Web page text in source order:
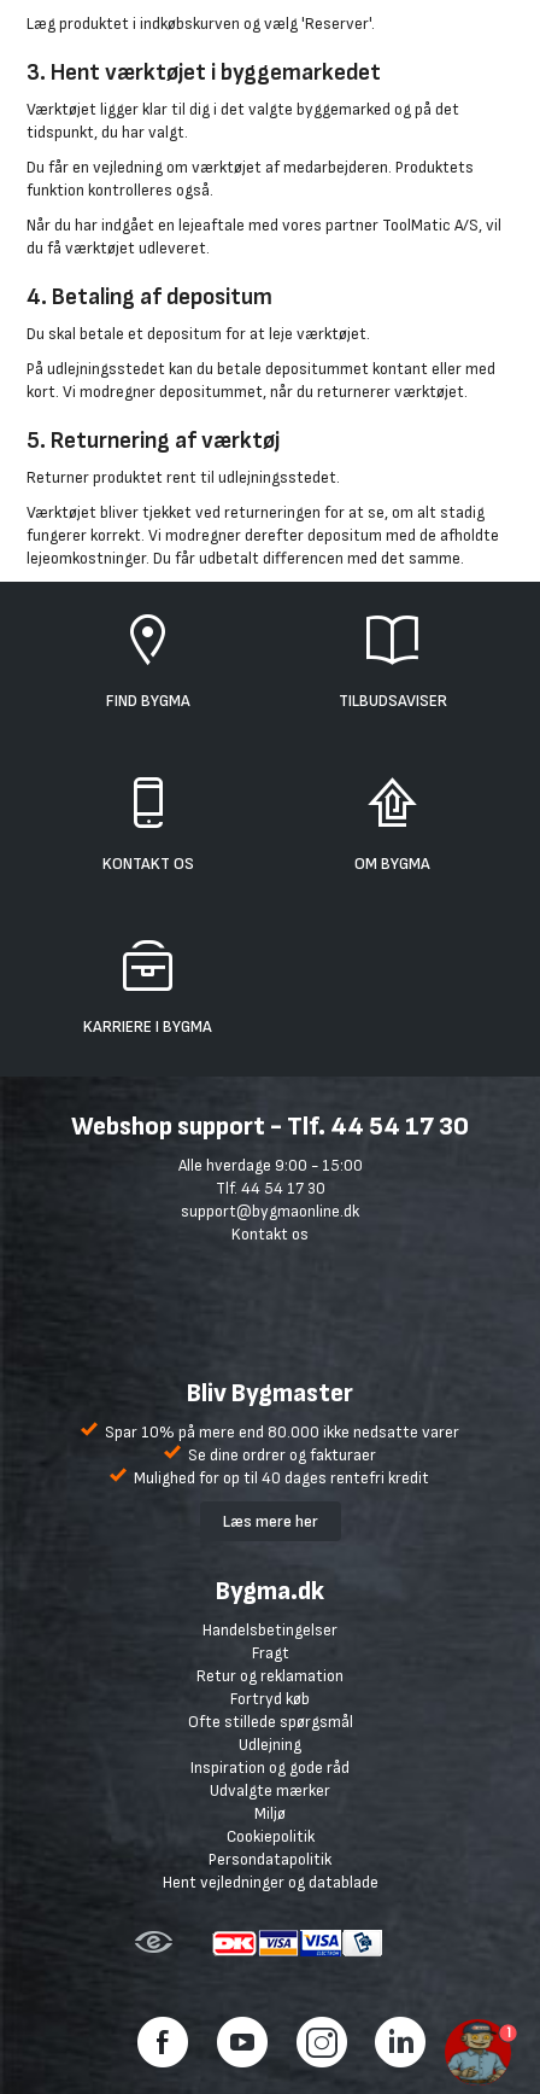
Læg produktet i indkøbskurven og vælg 'Reserver'.
3. Hent værktøjet i byggemarkedet
Værktøjet ligger klar til dig i det valgte byggemarked og på det
tidspunkt, du har valgt.
Du får en vejledning om værktøjet af medarbejderen. Produktets
funktion kontrolleres også.
Når du har indgået en lejeaftale med vores partner ToolMatic A/S, vil
du få værktøjet udleveret.
4. Betaling af depositum
Du skal betale et depositum for at leje værktøjet.
På udlejningsstedet kan du betale depositummet kontant eller med
kort. Vi modregner depositummet, når du returnerer værktøjet.
5. Returnering af værktøj
Returner produktet rent til udlejningsstedet.
Værktøjet bliver tjekket ved returneringen for at se, om alt stadig
fungerer korrekt. Vi modregner derefter depositum med de afholdte
lejeomkostninger. Du får udbetalt differencen med det samme.
FIND BYGMA TILBUDSAVISER
KONTAKT OS OM BYGMA
KARRIERE I BYGMA
Webshop support - Tlf. 44 54 17 30
Alle hverdage 9:00 - 15:00
Tlf. 44 54 17 30
support@bygmaonline.dk
Kontakt os
Bliv Bygmaster
Spar 10% på mere end 80.000 ikke nedsatte varer
Se dine ordrer og fakturaer
Mulighed for op til 40 dages rentefri kredit
Læs mere her
Bygma.dk
Handelsbetingelser
Fragt
Retur og reklamation
Fortryd køb
Ofte stillede spørgsmål
Udlejning
Inspiration og gode råd
Udvalgte mærker
Miljø
Cookiepolitik
Persondatapolitik
Hent vejledninger og datablade
1